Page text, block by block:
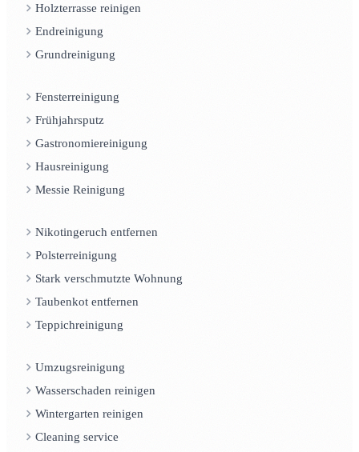
Holzterrasse reinigen
Endreinigung
Grundreinigung
Fensterreinigung
Frühjahrsputz
Gastronomiereinigung
Hausreinigung
Messie Reinigung
Nikotingeruch entfernen
Polsterreinigung
Stark verschmutzte Wohnung
Taubenkot entfernen
Teppichreinigung
Umzugsreinigung
Wasserschaden reinigen
Wintergarten reinigen
Cleaning service